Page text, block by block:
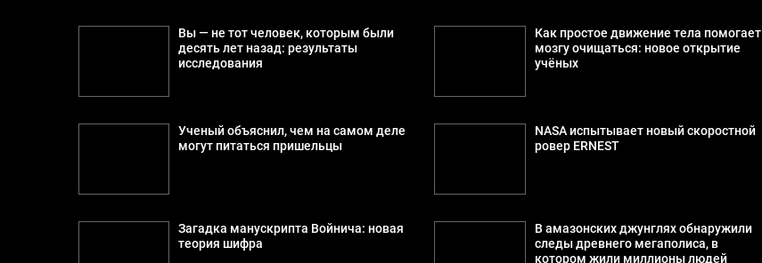
Вы — не тот человек, которым были
десять лет назад: результаты
исследования
Ученый объяснил, чем на самом деле
могут питаться пришельцы
Загадка манускрипта Войнича: новая
теория шифра
Как простое движение тела помогает
мозгу очищаться: новое открытие
учёных
NASA испытывает новый скоростной
ровер ERNEST
В амазонских джунглях обнаружили
следы древнего мегаполиса, в
котором жили миллионы людей